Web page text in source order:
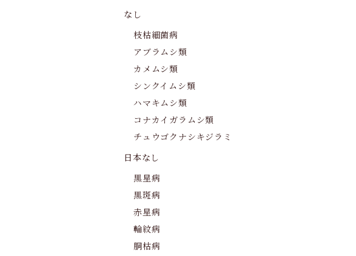
なし
枝枯細菌病
アブラムシ類
カメムシ類
シンクイムシ類
ハマキムシ類
コナカイガラムシ類
チュウゴクナシキジラミ
日本なし
黒星病
黒斑病
赤星病
輪紋病
胴枯病